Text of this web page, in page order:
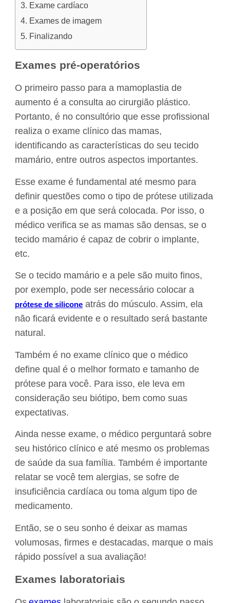
Exame cardíaco
Exames de imagem
Finalizando
Exames pré-operatórios
O primeiro passo para a mamoplastia de
aumento é a consulta ao cirurgião plástico.
Portanto, é no consultório que esse profissional
realiza o exame clínico das mamas,
identificando as características do seu tecido
mamário, entre outros aspectos importantes.
Esse exame é fundamental até mesmo para
definir questões como o tipo de prótese utilizada
e a posição em que será colocada. Por isso, o
médico verifica se as mamas são densas, se o
tecido mamário é capaz de cobrir o implante,
etc.
Se o tecido mamário e a pele são muito finos,
por exemplo, pode ser necessário colocar a
prótese de silicone atrás do músculo. Assim, ela
não ficará evidente e o resultado será bastante
natural.
Também é no exame clínico que o médico
define qual é o melhor formato e tamanho de
prótese para você. Para isso, ele leva em
consideração seu biótipo, bem como suas
expectativas.
Ainda nesse exame, o médico perguntará sobre
seu histórico clínico e até mesmo os problemas
de saúde da sua família. Também é importante
relatar se você tem alergias, se sofre de
insuficiência cardíaca ou toma algum tipo de
medicamento.
Então, se o seu sonho é deixar as mamas
volumosas, firmes e destacadas, marque o mais
rápido possível a sua avaliação!
Exames laboratoriais